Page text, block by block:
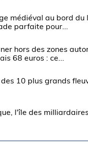
médiéval au bord du
parfaite pour...
hors des zones
68 euros : ce...
10 plus grands
l'île des milliardaires